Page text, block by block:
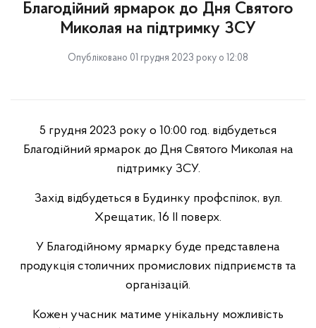
Благодійний ярмарок до Дня Святого
Миколая на підтримку ЗСУ
Опубліковано 01 грудня 2023 року о 12:08
5 грудня 2023 року о 10:00 год. відбудеться
Благодійний ярмарок до Дня Святого Миколая на
підтримку ЗСУ.
Захід відбудеться в Будинку профспілок, вул.
Хрещатик, 16 ІІ поверх.
У Благодійному ярмарку буде представлена
продукція столичних промислових підприємств та
організацій.
Кожен учасник матиме унікальну можливість